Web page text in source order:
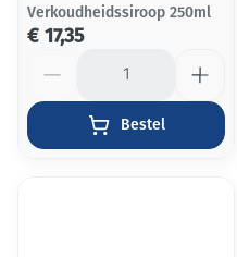
Verkoudheidssiroop 250ml
€ 17,35
Bestel